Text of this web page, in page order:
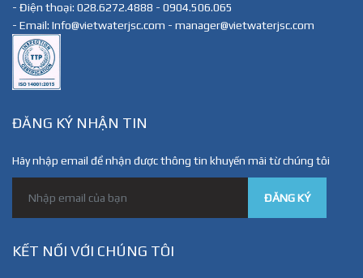
- Điện thoại: 028.6272.4888 - 0904.506.065
- Email: Info@vietwaterjsc.com - manager@vietwaterjsc.com
ĐĂNG KÝ NHẬN TIN
Hãy nhập email để nhận được thông tin khuyến mãi từ chúng tôi
ĐĂNG KÝ
KẾT NỐI VỚI CHÚNG TÔI